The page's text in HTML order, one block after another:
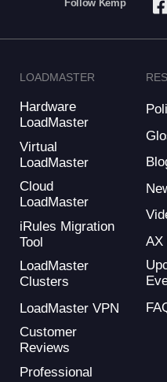
Follow Kemp
LOADMASTER
Hardware
LoadMaster
Virtual
LoadMaster
Cloud
LoadMaster
iRules Migration
Tool
LoadMaster
Clusters
LoadMaster VPN
Customer
Reviews
Professional
AX